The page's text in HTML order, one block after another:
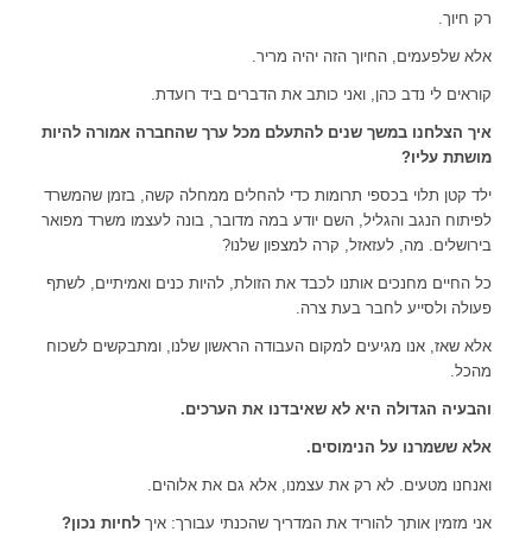
רק חיוך.
אלא שלפעמים, החיוך הזה יהיה מריר.
קוראים לי נדב כהן, ואני כותב את הדברים ביד רועדת.
איך הצלחנו במשך שנים להתעלם מכל ערך שהחברה אמורה להיות
מושתת עליו?
ילד קטן תלוי בכספי תרומות כדי להחלים ממחלה קשה, בזמן שהמשרד
לפיתוח הנגב והגליל, השם יודע במה מדובר, בונה לעצמו משרד מפואר
בירושלים. מה, לעזאזל, קרה למצפון שלנו?
כל החיים מחנכים אותנו לכבד את הזולת, להיות כנים ואמיתיים, לשתף
פעולה ולסייע לחבר בעת צרה.
אלא שאז, אנו מגיעים למקום העבודה הראשון שלנו, ומתבקשים לשכוח
מהכל.
והבעיה הגדולה היא לא שאיבדנו את הערכים.
אלא ששמרנו על הנימוסים.
ואנחנו מטעים. לא רק את עצמנו, אלא גם את אלוהים.
אני מזמין אותך להוריד את המדריך שהכנתי עבורך: איך לחיות נכון?